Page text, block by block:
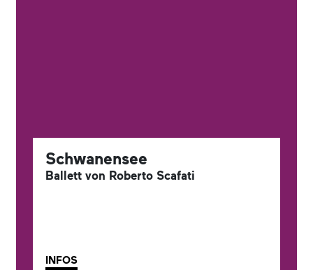
Schwanensee
Ballett von Roberto Scafati
INFOS